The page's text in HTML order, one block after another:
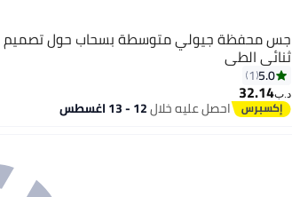
جس محفظة جيولي متوسطة بسحاب حول تصميم
ثنائي الطي
5.0
1
د.ب‏32.14
احصل عليه خلال12 - 13 اغسطس